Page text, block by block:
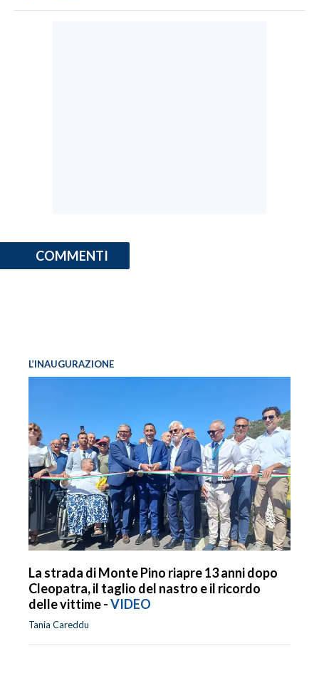
COMMENTI
L’INAUGURAZIONE
La strada di Monte Pino riapre 13 anni dopo
Cleopatra, il taglio del nastro e il ricordo
delle vittime -VIDEO
Tania Careddu